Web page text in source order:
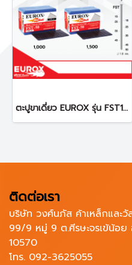
ตะปูขาเดี่ยว EUROX รุ่น FST15-FST50 (Per Order)
ติดต่อเรา
บริษัท วงศ์นภัส ค้าเหล็กและ
99/9 หมู่ 9 ต.ศีรษะจรเข้น้อย
10570
โทร. 092-3625055